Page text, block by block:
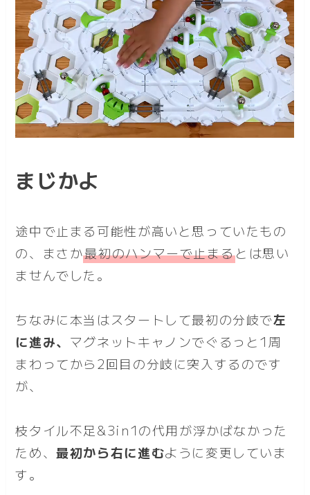
まじかよ
途中で止まる可能性が高いと思っていたもの
の、まさか最初のハンマーで止まるとは思い
ませんでした。
ちなみに本当はスタートして最初の分岐で左
に進み、 マグネットキャノンでぐるっと1周
まわってから2回目の分岐に突入するのです
が、
枝タイル不足&3in1の代用が浮かばなかった
ため、最初から右に進むように変更していま
す。